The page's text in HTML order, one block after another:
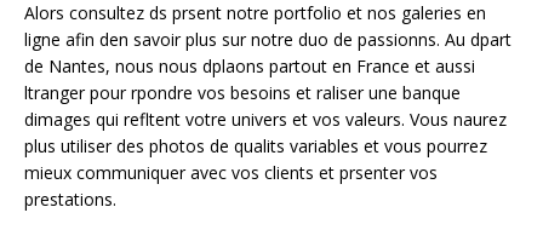
Alors consultez ds prsent notre portfolio et nos galeries en
ligne afin den savoir plus sur notre duo de passionns. Au dpart
de Nantes, nous nous dplaons partout en France et aussi
ltranger pour rpondre vos besoins et raliser une banque
dimages qui refltent votre univers et vos valeurs. Vous naurez
plus utiliser des photos de qualits variables et vous pourrez
mieux communiquer avec vos clients et prsenter vos
prestations.